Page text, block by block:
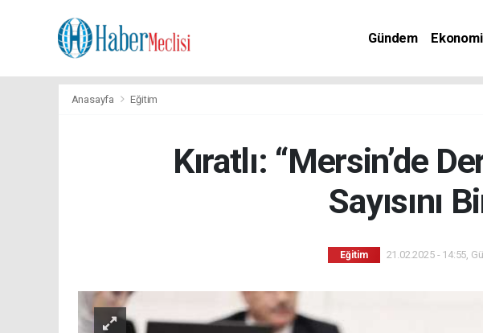
Gündem Ekonomi
Anasayfa Eğitim
Kıratlı: “Mersin’de
Sayısını
Eğitim 21.02.2025 - 14:55,